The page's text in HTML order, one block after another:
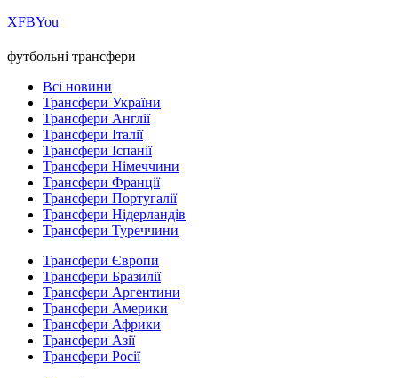
ХFBYou
футбольні трансфери
Всі новини
Трансфери України
Трансфери Англії
Трансфери Італії
Трансфери Іспанії
Трансфери Німеччини
Трансфери Франції
Трансфери Португалії
Трансфери Нідерландів
Трансфери Туреччини
Трансфери Європи
Трансфери Бразилії
Трансфери Аргентини
Трансфери Америки
Трансфери Африки
Трансфери Азії
Трансфери Росії